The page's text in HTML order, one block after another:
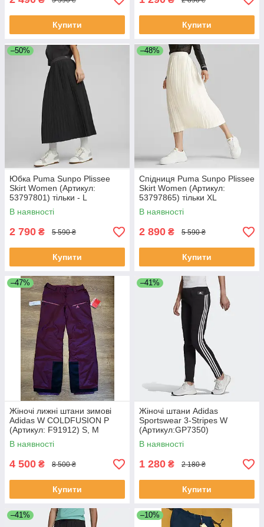
Купити Купити
–50%
Юбка Puma Sunpo Plissee
Skirt Women (Артикул:
53797801) тільки - L
В наявності
2 790 ₴ 5 590 ₴
Купити
–48%
Спідниця Puma Sunpo Plissee
Skirt Women (Артикул:
53797865) тільки XL
В наявності
2 890 ₴ 5 590 ₴
Купити
–47%
Жіночі лижні штани зимові
Adidas W COLDFUSION P
(Артикул: F91912) S, M
В наявності
4 500 ₴ 8 500 ₴
Купити
–41%
Жіночі штани Adidas
Sportswear 3-Stripes W
(Артикул:GP7350)
В наявності
1 280 ₴ 2 180 ₴
Купити
–41% –10%